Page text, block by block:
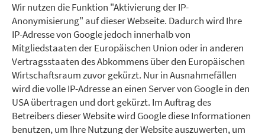
Wir nutzen die Funktion "Aktivierung der IP-
Anonymisierung" auf dieser Webseite. Dadurch wird Ihre
IP-Adresse von Google jedoch innerhalb von
Mitgliedstaaten der Europäischen Union oder in anderen
Vertragsstaaten des Abkommens über den Europäischen
Wirtschaftsraum zuvor gekürzt. Nur in Ausnahmefällen
wird die volle IP-Adresse an einen Server von Google in den
USA übertragen und dort gekürzt. Im Auftrag des
Betreibers dieser Website wird Google diese Informationen
benutzen, um Ihre Nutzung der Website auszuwerten, um